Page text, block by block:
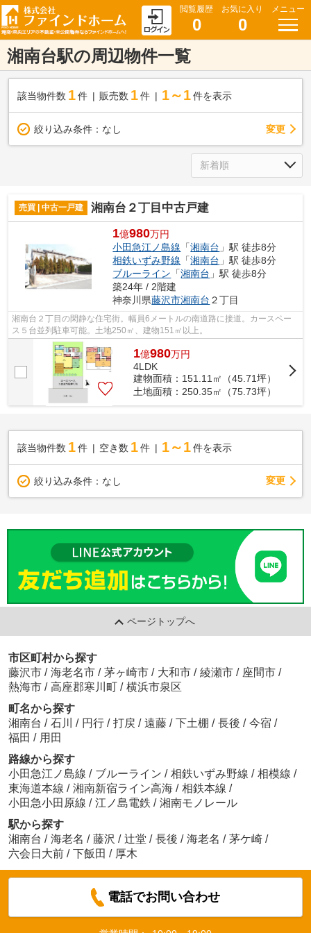
閲覧履歴
0
お気に入り
0
メニュー
湘南台駅の周辺物件一覧
該当物件数 1件 販売数 1 件 1～1 件を表示
絞り込み条件： なし 変更
売買 | 中古一戸建 湘南台２丁目中古戸建
1億980万円
小田急江ノ島線 「湘南台 」駅 徒歩8分
相鉄いずみ野線 「湘南台 」駅 徒歩8分
ブルーライン 「湘南台 」駅 徒歩8分
築24年 / 2階建
神奈川県藤沢市湘南台 ２丁目
湘南台２丁目の閑静な住宅街。幅員6メートルの南道路に接道。カースペー
ス５台並列駐車可能。土地250㎡、建物151㎡以上。
1億980万円
4LDK
建物面積：151.11㎡（45.71坪）
土地面積：250.35㎡（75.73坪）
該当物件数 1件 空き数 1 件 1～1 件を表示
絞り込み条件： なし 変更
ページトップへ
市区町村から探す
藤沢市 / 海老名市 / 茅ヶ崎市 / 大和市 / 綾瀬市 / 座間市 /
熱海市 / 高座郡寒川町 / 横浜市泉区
町名から探す
湘南台 / 石川 / 円行 / 打戻 / 遠藤 / 下土棚 / 長後 / 今宿 /
福田 / 用田
路線から探す
小田急江ノ島線 / ブルーライン / 相鉄いずみ野線 / 相模線 /
東海道本線 / 湘南新宿ライン高海 / 相鉄本線 /
小田急小田原線 / 江ノ島電鉄 / 湘南モノレール
駅から探す
湘南台 / 海老名 / 藤沢 / 辻堂 / 長後 / 海老名 / 茅ケ崎 /
六会日大前 / 下飯田 / 厚木
電話でお問い合わせ